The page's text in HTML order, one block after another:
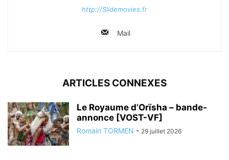
http://Slidemovies.fr
Mail
ARTICLES CONNEXES
Le Royaume d’Orïsha – bande-
annonce [VOST-VF]
Romain TORMEN - 29 juillet 2026